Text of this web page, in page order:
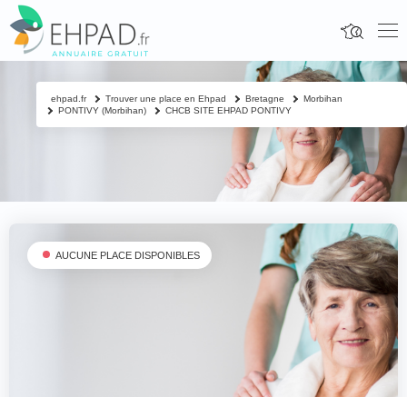
Fermer
Contacter un proche
AUCUNE PLACE DISPONIBLES
ehpad.fr Trouver une place en Ehpad Bretagne
Morbihan
PONTIVY (Morbihan)
CHCB SITE EHPAD PONTIVY